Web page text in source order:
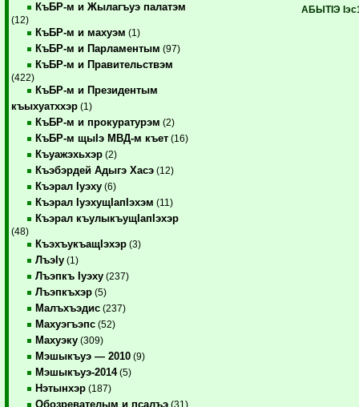
КъБР-м и Жылагъуэ палатэм
(12)
КъБР-м и махуэм (1)
КъБР-м и Парламентым (97)
КъБР-м и Правительствэм
(422)
КъБР-м и Президентым
къыхуатххэр (1)
КъБР-м и прокуратурэм (2)
КъБР-м щыIэ МВД-м къет (16)
Къуажэхьхэр (2)
Къэбэрдей Адыгэ Хасэ (12)
Къэрал Iуэху (6)
Къэрал IуэхущIапIэхэм (11)
Къэрал къулыкъущIапIэхэр
(48)
КъэхъукъащIэхэр (3)
ЛъэIу (1)
Лъэпкъ Iуэху (237)
Лъэпкъхэр (5)
Малъхъэдис (237)
Махуэгъэпс (52)
Махуэку (309)
Мэшыкъуэ — 2010 (9)
Мэшыкъуэ-2014(5)
Нэтынхэр (187)
Обозревателым и псалъэ (31)
АБЫТIЭ